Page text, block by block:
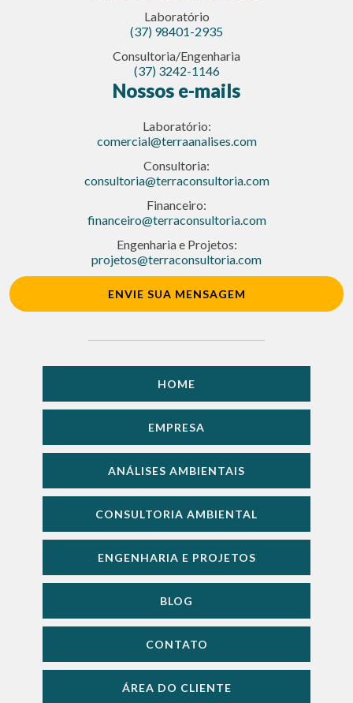
Laboratório
(37) 98401-2935
Consultoria/Engenharia
(37) 3242-1146
Nossos e-mails
Laboratório:
comercial@terraanalises.com
Consultoria:
consultoria@terraconsultoria.com
Financeiro:
financeiro@terraconsultoria.com
Engenharia e Projetos:
projetos@terraconsultoria.com
ENVIE SUA MENSAGEM
HOME
EMPRESA
ANÁLISES AMBIENTAIS
CONSULTORIA AMBIENTAL
ENGENHARIA E PROJETOS
BLOG
CONTATO
ÁREA DO CLIENTE